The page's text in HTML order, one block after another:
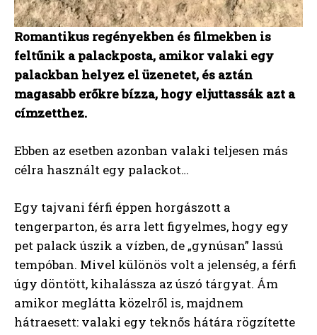
Romantikus regényekben és filmekben is
feltűnik a palackposta, amikor valaki egy
palackban helyez el üzenetet, és aztán
magasabb erőkre bízza, hogy eljuttassák azt a
címzetthez.
Ebben az esetben azonban valaki teljesen más
célra használt egy palackot…
Egy tajvani férfi éppen horgászott a
tengerparton, és arra lett figyelmes, hogy egy
pet palack úszik a vízben, de „gynúsan” lassú
tempóban. Mivel különös volt a jelenség, a férfi
úgy döntött, kihalássza az úszó tárgyat. Ám
amikor meglátta közelről is, majdnem
hátraesett: valaki egy teknős hátára rögzítette